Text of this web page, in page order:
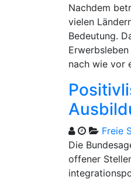
Nachdem
vielen
Bedeutung.
nach wie vor
Freie
Die
offener